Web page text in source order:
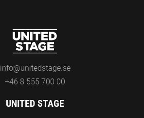
info@unitedstage.se
+46 8 555 700 00
UNITED STAGE